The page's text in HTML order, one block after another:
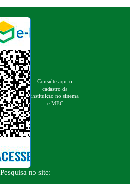
Consulte aqui o
cadastro da
instituição no sistema
e-MEC
Pesquisa no site: